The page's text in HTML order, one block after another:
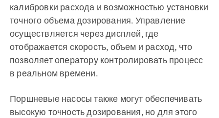
калибровки расхода и возможностью установки
точного объема дозирования. Управление
осуществляется через дисплей, где
отображается скорость, объем и расход, что
позволяет оператору контролировать процесс
в реальном времени.
Поршневые насосы также могут обеспечивать
высокую точность дозирования, но для этого